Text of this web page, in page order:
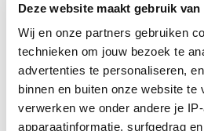
Deze website maakt gebruik van
Wij en onze partners gebruiken
technieken om jouw bezoek te
advertenties te personaliseren,
binnen en buiten onze website te
verwerken we onder andere je
apparaatinformatie, surfgedrag
Naar